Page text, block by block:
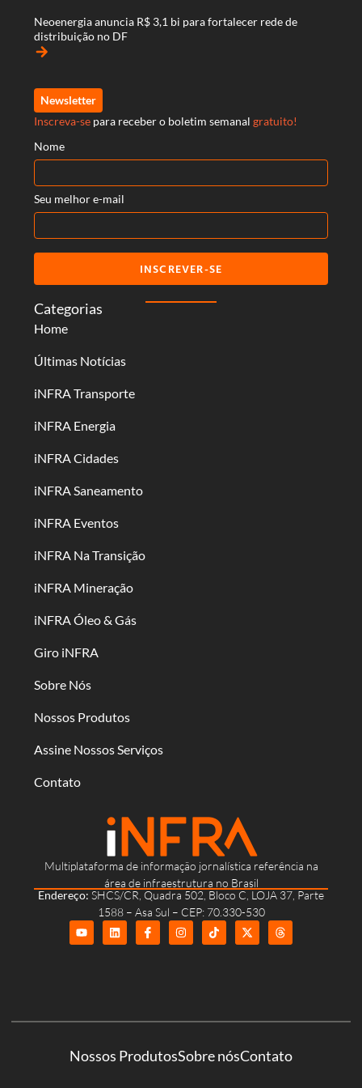
Multiplataforma de informação jornalística referência na
área de infraestrutura no Brasil
Endereço: SHCS/CR, Quadra 502, Bloco C, LOJA 37, Parte
1588 – Asa Sul – CEP: 70.330-530
Categorias
Home
Últimas Notícias
iNFRA Transporte
iNFRA Energia
iNFRA Cidades
iNFRA Saneamento
iNFRA Eventos
iNFRA Na Transição
iNFRA Mineração
iNFRA Óleo & Gás
Giro iNFRA
Sobre Nós
Nossos Produtos
Assine Nossos Serviços
Contato
Neoenergia anuncia R$ 3,1 bi para fortalecer rede de
distribuição no DF
arrow_forward
Newsletter
Inscreva-se para receber o boletim semanal gratuito!
Nome
Seu melhor e-mail
INSCREVER-SE
Nossos ProdutosSobre nósContato